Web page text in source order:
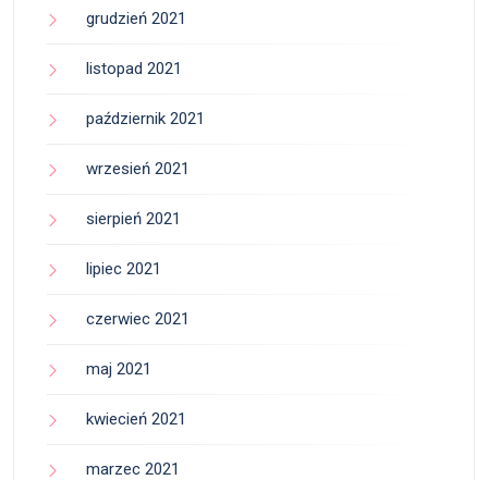
grudzień 2021
listopad 2021
październik 2021
wrzesień 2021
sierpień 2021
lipiec 2021
czerwiec 2021
maj 2021
kwiecień 2021
marzec 2021